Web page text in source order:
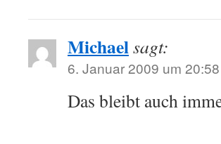
Michaelsagt:
6. Januar 2009 um
Das bleibt auch